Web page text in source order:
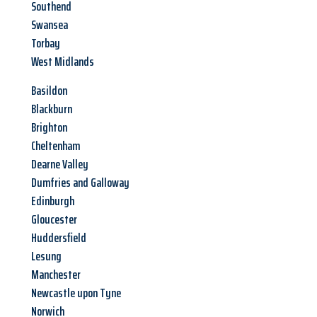
Southend
Swansea
Torbay
West Midlands
Basildon
Blackburn
Brighton
Cheltenham
Dearne Valley
Dumfries and Galloway
Edinburgh
Gloucester
Huddersfield
Lesung
Manchester
Newcastle upon Tyne
Norwich